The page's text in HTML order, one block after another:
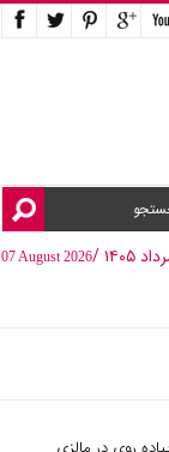
07 August 2026